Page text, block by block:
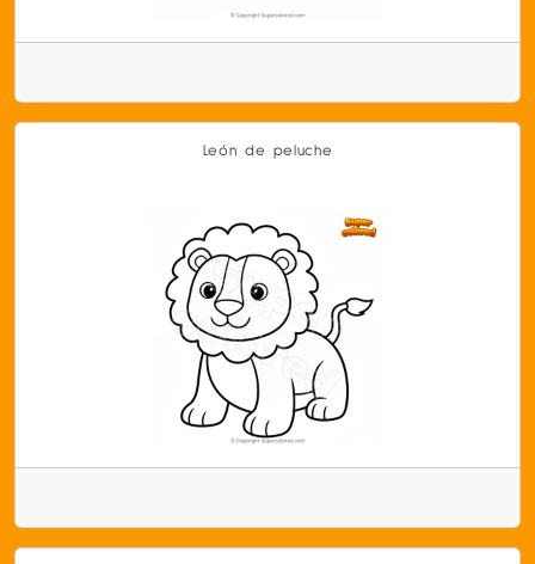
León de peluche